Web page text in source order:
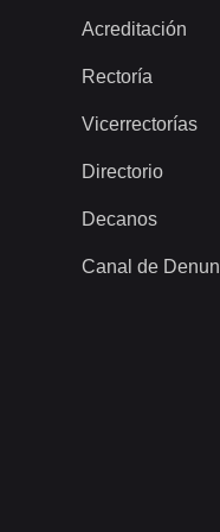
Acreditación
Rectoría
Vicerrectorías
Directorio
Decanos
Canal de